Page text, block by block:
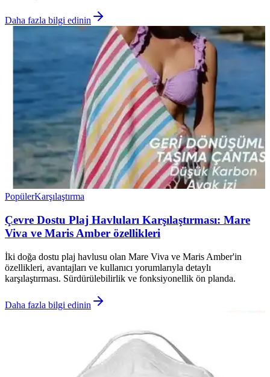
Daha fazla bilgi edinin
PopülerKarşılaştırma
Çevre Dostu Plaj Havluları Karşılaştırması: Mare
Viva ve Maris Amber özellikleri
İki doğa dostu plaj havlusu olan Mare Viva ve Maris Amber'in
özellikleri, avantajları ve kullanıcı yorumlarıyla detaylı
karşılaştırması. Sürdürülebilirlik ve fonksiyonellik ön planda.
Daha fazla bilgi edinin